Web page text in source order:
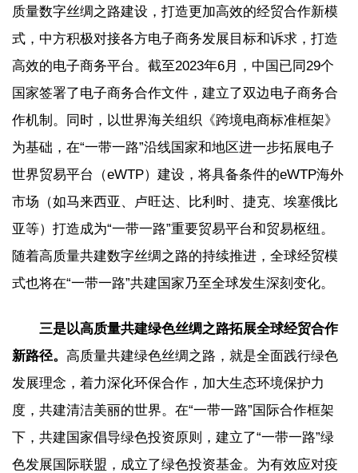
质量数字丝绸之路建设，打造更加高效的经贸合作新模
式，中方积极对接各方电子商务发展目标和诉求，打造
高效的电子商务平台。截至2023年6月，中国已同29个
国家签署了电子商务合作文件，建立了双边电子商务合
作机制。同时，以世界海关组织《跨境电商标准框架》
为基础，在“一带一路”沿线国家和地区进一步拓展电子
世界贸易平台（eWTP）建设，将具备条件的eWTP海外
市场（如马来西亚、卢旺达、比利时、捷克、埃塞俄比
亚等）打造成为“一带一路”重要贸易平台和贸易枢纽。
随着高质量共建数字丝绸之路的持续推进，全球经贸模
式也将在“一带一路”共建国家乃至全球发生深刻变化。
三是以高质量共建绿色丝绸之路拓展全球经贸合作
新路径。 高质量共建绿色丝绸之路，就是全面践行绿色
发展理念，着力深化环保合作，加大生态环境保护力
度，共建清洁美丽的世界。在“一带一路”国际合作框架
下，共建国家倡导绿色投资原则，建立了“一带一路”绿
色发展国际联盟，成立了绿色投资基金。为有效应对疫